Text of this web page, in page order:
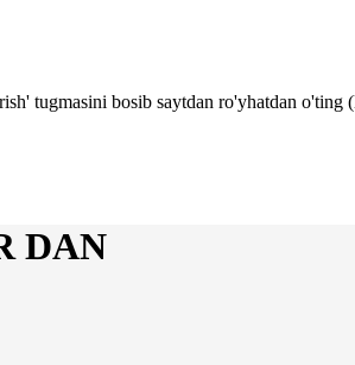
tugmasini bosib saytdan ro'yhatdan
DAN